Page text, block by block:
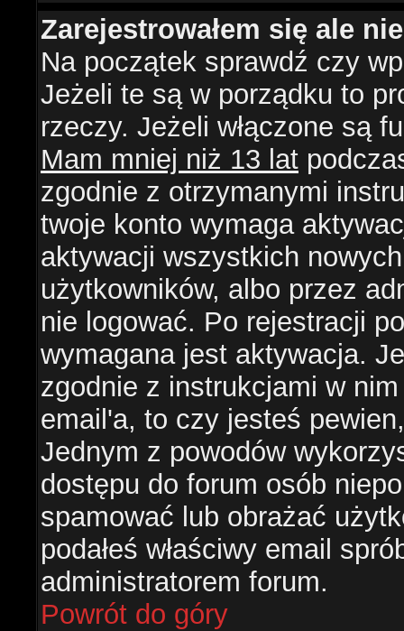
Zarejestrowałem się ale
Na początek sprawdź czy
Jeżeli te są w porządku to
rzeczy. Jeżeli włączone są
Mam mniej niż 13 lat
zgodnie z otrzymanymi
twoje konto wymaga
aktywacji wszystkich
użytkowników, albo przez
nie logować. Po rejestracji
wymagana jest aktywacja.
zgodnie z instrukcjami w
email'a, to czy jesteś
Jednym z powodów
dostępu do forum osób
spamować lub obrażać
podałeś właściwy email
administratorem forum.
Powrót do góry